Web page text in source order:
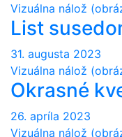
Vizuálna nálož
List
31. augusta 2023
Vizuálna nálož
Okrasné
26. apríla 2023
Vizuálna nálož